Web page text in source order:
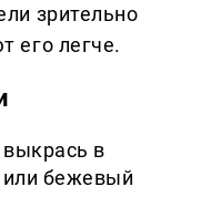
зрительно
его легче.
в
бежевый